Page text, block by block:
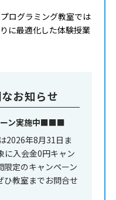
ログラミング教室では
に最適化した体験授業
お知らせ
ン実施中■■■
2026年8月31日ま
に入会金0円キャン
限定のキャンペーン
ひ教室までお問合せ